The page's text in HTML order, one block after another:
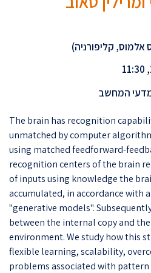
קליפורניה)
The brain has recognition
unmatched by computer
using matched feedforward-
recognition centers of the brain
of inputs using knowledge the
accumulated, in accordance with
"generative models".
between the internal copy and
environment. We study how this
flexible learning, scalability,
problems associated with